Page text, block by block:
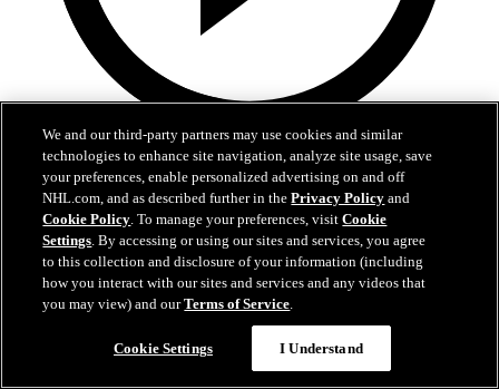
5:02
VGK-EDM | Höjdpunkter | Match 1
Oilers sena ryck gav seger i match 1
07 maj 2025
We and our third-party partners may use cookies and similar
technologies to enhance site navigation, analyze site usage, save
your preferences, enable personalized advertising on and off
NHL.com, and as described further in thePrivacy Policy and
Cookie Policy. To manage your preferences, visitCookie
Settings. By accessing or using our sites and services, you agree
to this collection and disclosure of your information (including
how you interact with our sites and services and any videos that
you may view) and ourTerms of Service.
Cookie Settings I Understand